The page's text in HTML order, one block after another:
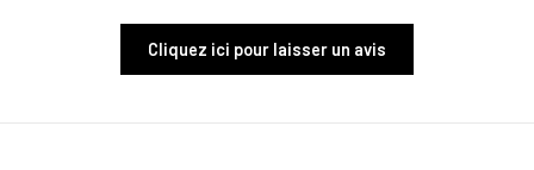
Cliquez ici pour laisser un avis